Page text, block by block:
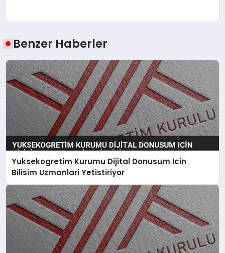
Benzer Haberler
Yuksekogretim Kurumu Dijital Donusum Icin
Bilisim Uzmanlari Yetistiriyor